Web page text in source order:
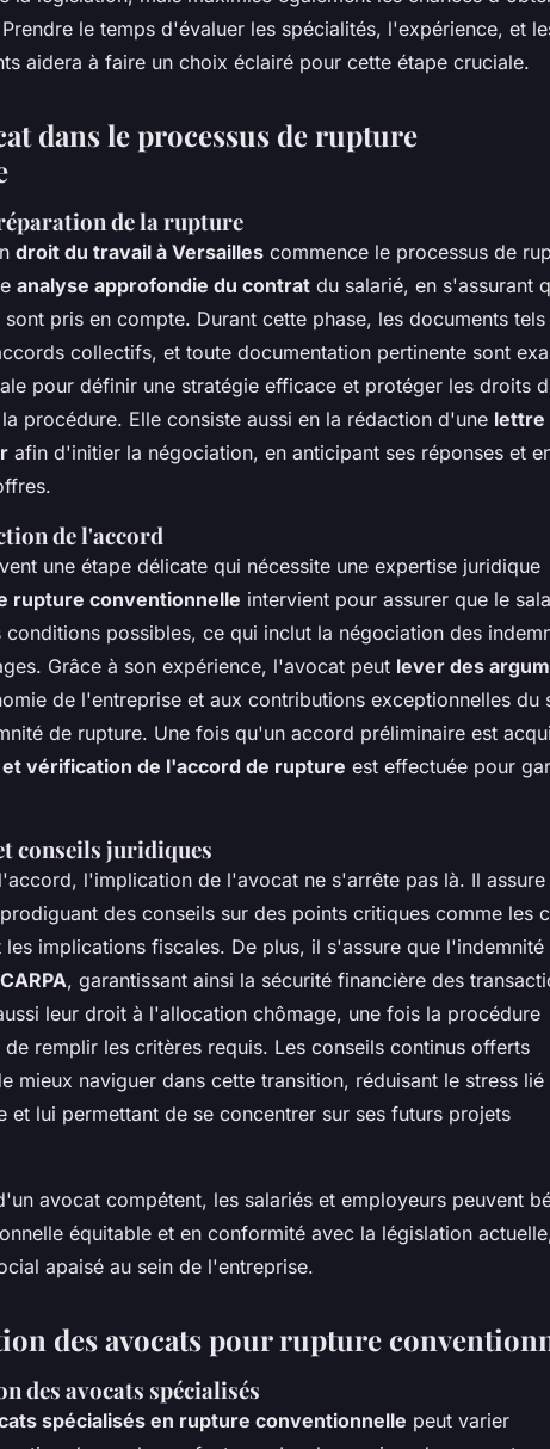
le temps d'évaluer les spécialités, l'expérience, et
aidera à faire un choix éclairé pour cette étape cruciale.
dans le processus de rupture
de la rupture
droit du travail à Versailles commence le processus de
analyse approfondie du contrat du salarié, en s'assurant
pris en compte. Durant cette phase, les documents
collectifs, et toute documentation pertinente sont
pour définir une stratégie efficace et protéger les droits
procédure. Elle consiste aussi en la rédaction d'une lettre
afin d'initier la négociation, en anticipant ses réponses et
de l'accord
une étape délicate qui nécessite une expertise juridique
rupture conventionnelle intervient pour assurer que le
conditions possibles, ce qui inclut la négociation des
Grâce à son expérience, l'avocat peut lever des
de l'entreprise et aux contributions exceptionnelles du
de rupture. Une fois qu'un accord préliminaire est
vérification de l'accord de rupture est effectuée pour
conseils juridiques
l'implication de l'avocat ne s'arrête pas là. Il assure
des conseils sur des points critiques comme les
implications fiscales. De plus, il s'assure que l'indemnité
, garantissant ainsi la sécurité financière des
leur droit à l'allocation chômage, une fois la procédure
remplir les critères requis. Les conseils continus offerts
mieux naviguer dans cette transition, réduisant le stress lié
et lui permettant de se concentrer sur ses futurs projets
avocat compétent, les salariés et employeurs peuvent
équitable et en conformité avec la législation
apaisé au sein de l'entreprise.
des avocats pour rupture
des avocats spécialisés
spécialisés en rupture conventionnelle peut varier